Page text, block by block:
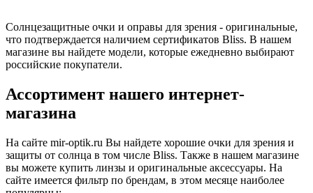
Солнцезащитные очки и оправы для зрения - оригинальные,
что подтверждается наличием сертификатов Bliss. В нашем
магазине вы найдете модели, которые ежедневно выбирают
российские покупатели.
Ассортимент нашего интернет-
магазина
На сайте mir-optik.ru Вы найдете хорошие очки для зрения и
защиты от солнца в том числе Bliss. Также в нашем магазине
вы можете купить линзы и оригинальные аксессуары. На
сайте имеется фильтр по брендам, в этом месяце наиболее